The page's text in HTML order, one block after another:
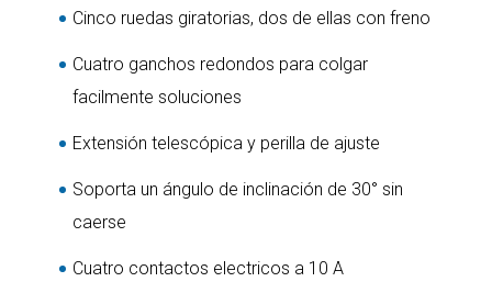
Cinco ruedas giratorias, dos de ellas con freno
Cuatro ganchos redondos para colgar
facilmente soluciones
Extensión telescópica y perilla de ajuste
Soporta un ángulo de inclinación de 30° sin
caerse
Cuatro contactos electricos a 10 A